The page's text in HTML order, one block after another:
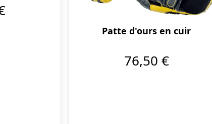
Patte d'ours en cuir
76,50 €